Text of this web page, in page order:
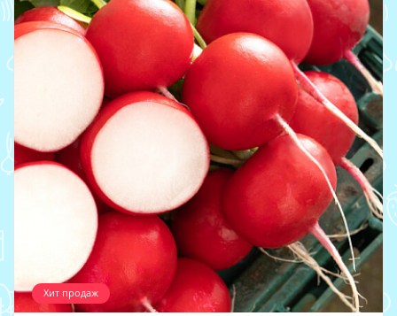
Хит продаж